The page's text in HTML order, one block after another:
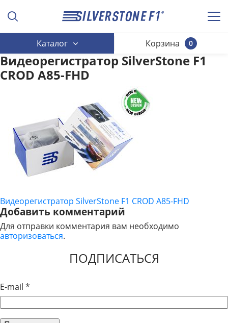
Каталог 0
Корзина
Видеорегистратор SilverStone F1
CROD A85-FHD
НАВИГАЦИЯ
ПО
ЗАПИСЯМ
Видеорегистратор SilverStone F1 CROD A85-FHD
Добавить комментарий
Для отправки комментария вам необходимо
авторизоваться.
ПОДПИСАТЬСЯ
E-mail *